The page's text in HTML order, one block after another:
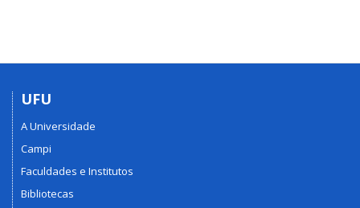
UFU
A Universidade
Campi
Faculdades e Institutos
Bibliotecas